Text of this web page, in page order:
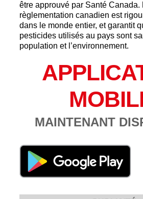
être approuvé par Santé Canada.
règlementation canadien est
dans le monde entier, et garantit
pesticides utilisés au pays sont
population et l’environnement.
MAINTENANT